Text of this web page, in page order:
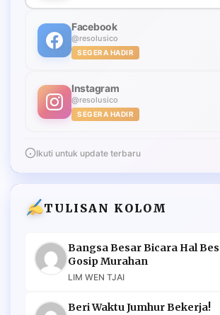
Facebook
@resolusico
SEGERA HADIR
Instagram
@resolusico
SEGERA HADIR
Ikuti untuk update terbaru
TULISAN KOLOM
Bangsa Besar Bicara Hal
Gosip Murahan
LIM WEN TJAI
Beri Waktu Jumhur Bekerja!